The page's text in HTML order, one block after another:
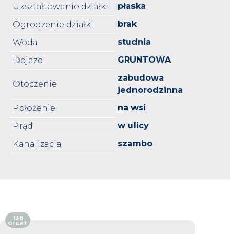
Ukształtowanie działki
płaska
Ogrodzenie działki
brak
Woda
studnia
Dojazd
GRUNTOWA
Otoczenie
zabudowa
jednorodzinna
Położenie
na wsi
Prąd
w ulicy
Kanalizacja
szambo
138
OFERT